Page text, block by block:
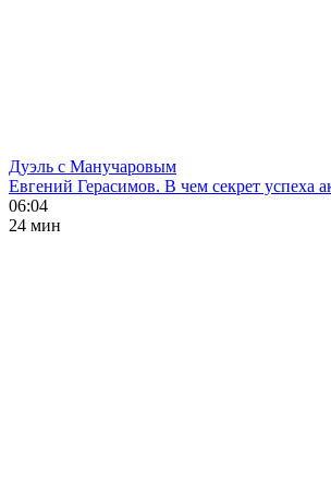
Дуэль с Манучаровым
Евгений Герасимов. В чем секрет успеха
06:04
24 мин